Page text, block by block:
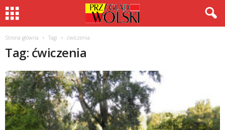
Strona główna Tagi ćwiczenia
Tag: ćwiczenia